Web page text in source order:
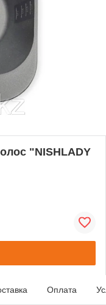
"NISHLADY
Оплата